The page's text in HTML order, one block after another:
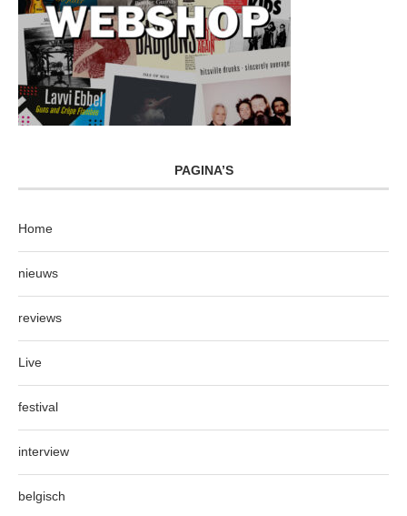
PAGINA’S
Home
nieuws
reviews
Live
festival
interview
belgisch